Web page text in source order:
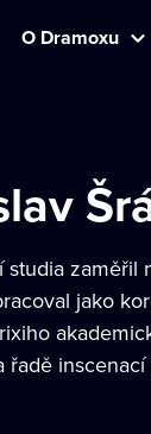
O Dramoxu
studia zaměřil
jako
řadě